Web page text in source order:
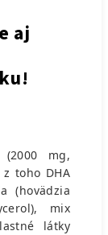
aj
mg,
z toho DHA
(hovädzia
mix
látky